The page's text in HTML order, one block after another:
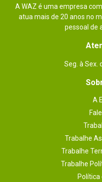
A WAZ é uma empresa
atua mais de 20 anos no
pessoal de
Seg. à Sex.
A
Trabalhe
Trabalhe
Trabalhe
Política